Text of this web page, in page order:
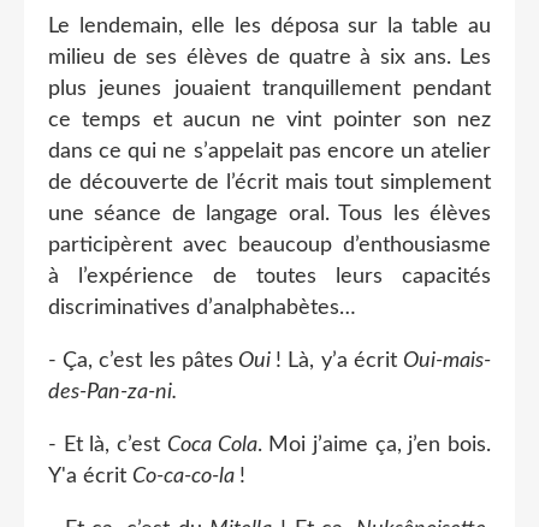
Le lendemain, elle les déposa sur la table au
milieu de ses élèves de quatre à six ans. Les
plus jeunes jouaient tranquillement pendant
ce temps et aucun ne vint pointer son nez
dans ce qui ne s’appelait pas encore un atelier
de découverte de l’écrit mais tout simplement
une séance de langage oral. Tous les élèves
participèrent avec beaucoup d’enthousiasme
à l’expérience de toutes leurs capacités
discriminatives d’analphabètes…
- Ça, c’est les pâtes Oui ! Là, y’a écrit Oui-mais-
des-Pan-za-ni.
- Et là, c’est Coca Cola. Moi j’aime ça, j’en bois.
Y'a écrit Co-ca-co-la !